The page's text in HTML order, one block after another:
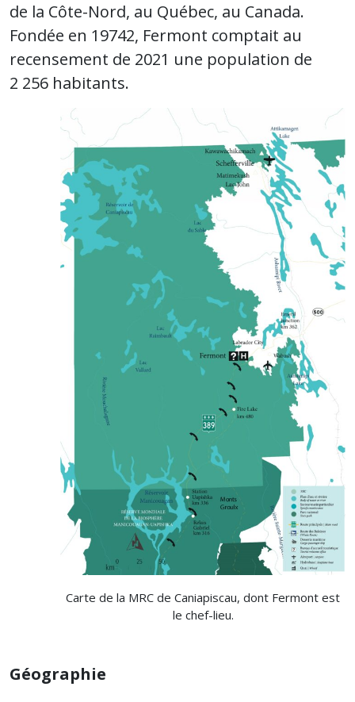
de la Côte-Nord, au Québec, au Canada.
Fondée en 19742, Fermont comptait au
recensement de 2021 une population de
2 256 habitants.
Carte de la MRC de Caniapiscau, dont Fermont est
le chef-lieu.
Géographie